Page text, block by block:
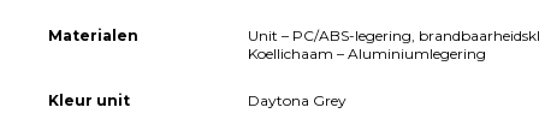
Materialen
Unit – PC/ABS-legering,
Koellichaam – Aluminiumlegering
Kleur unit Daytona Grey